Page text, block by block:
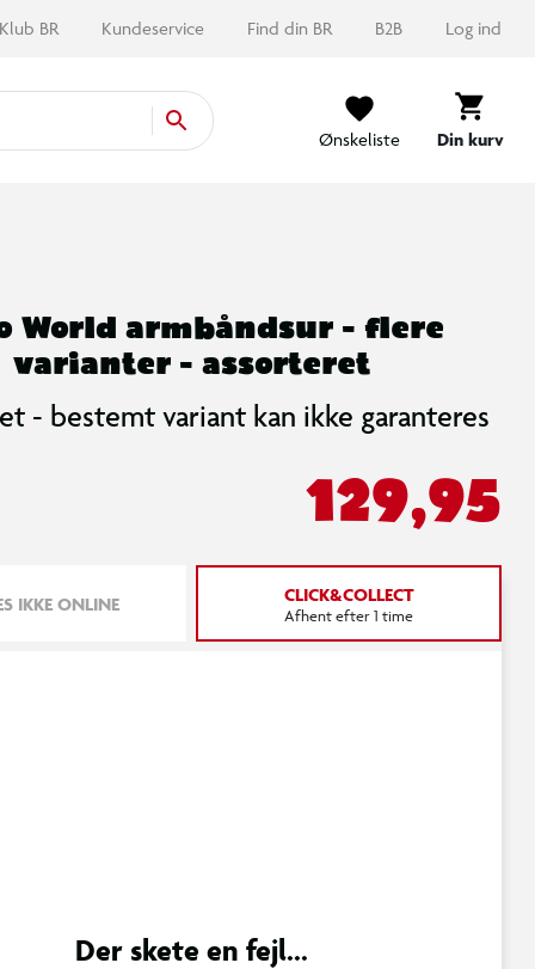
Klub BR Kundeservice Find din BR B2B Log ind
Ønskeliste Din kurv
World armbåndsur - flere
varianter - assorteret
- bestemt variant kan ikke garanteres
129,95
IKKE ONLINE CLICK&COLLECT
Afhent efter 1 time
Der skete en fejl...